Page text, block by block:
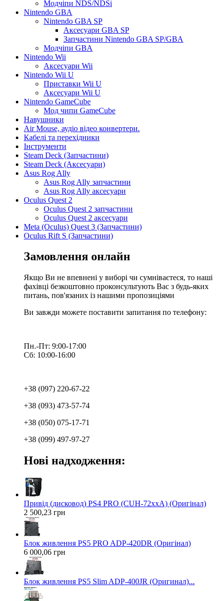
Модчіпи NDS/NDSi
Nintendo GBA
Nintendo GBA SP
Аксесуари GBA SP
Запчастини Nintendo GBA SP/GBA
Модчіпи GBA
Nintendo Wii
Аксесуари Wii
Nintendo Wii U
Приставки Wii U
Аксесуари Wii U
Nintendo GameCube
Мод чипи GameCube
Навушники
Air Mouse, аудіо відео конвертери.
Кабелі та перехідники
Інструменти
Steam Deck (Запчастини)
Steam Deck (Аксесуари)
Asus Rog Ally
Asus Rog Ally запчастини
Asus Rog Ally аксесуари
Oculus Quest 2
Oculus Quest 2 запчастини
Oculus Quest 2 аксесуари
Meta (Oculus) Quest 3 (Запчастини)
Oculus Rift S (Запчастини)
Замовлення онлайн
Якщо Ви не впевнені у виборі чи сумніваєтеся, то наші
фахівці безкоштовно проконсультують Вас з будь-яких
питань, пов'язаних із нашими пропозиціями
Ви завжди можете поставити запитання по телефону:
Пн.-Пт: 9:00-17:00
Сб: 10:00-16:00
+38 (097) 220-67-22
+38 (093) 473-57-74
+38 (050) 075-17-71
+38 (099) 497-97-27
Нові надходження:
Привід (дисковод) PS4 PRO (CUH-72xxA) (Оригінал)
2 500,23 грн
Блок живлення PS5 PRO ADP-420DR (Оригінал)
6 000,06 грн
Блок живлення PS5 Slim ADP-400JR (Оригинал)...